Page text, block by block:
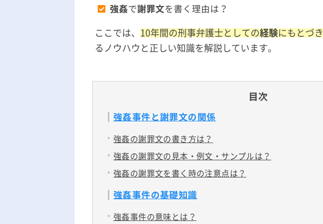
強姦で謝罪文を書く理由は？
ここでは、 10年間の刑事弁護士としての経験にもとづき
るノウハウと正しい知識を解説しています。
目次
強姦事件と謝罪文の関係
強姦の謝罪文の書き方は？
強姦の謝罪文の見本・例文・サンプルは？
強姦の謝罪文を書く時の注意点は？
強姦事件の基礎知識
強姦事件の意味とは？